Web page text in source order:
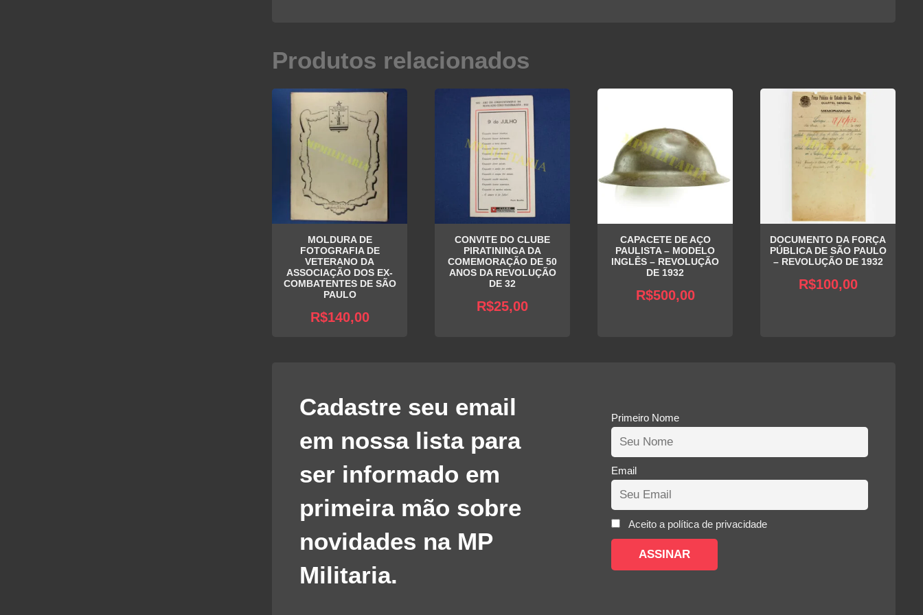
Produtos relacionados
MOLDURA DE
FOTOGRAFIA DE
VETERANO DA
ASSOCIAÇÃO DOS EX-
COMBATENTES DE SÃO
PAULO
R$140,00
CONVITE DO CLUBE
PIRATININGA DA
COMEMORAÇÃO DE 50
ANOS DA REVOLUÇÃO
DE 32
R$25,00
CAPACETE DE AÇO
PAULISTA – MODELO
INGLÊS – REVOLUÇÃO
DE 1932
R$500,00
DOCUMENTO DA FORÇA
PÚBLICA DE SÃO PAULO
– REVOLUÇÃO DE 1932
R$100,00
Cadastre seu email
em nossa lista para
ser informado em
primeira mão sobre
novidades na MP
Militaria.
Primeiro Nome
Email
Aceito a política de privacidade